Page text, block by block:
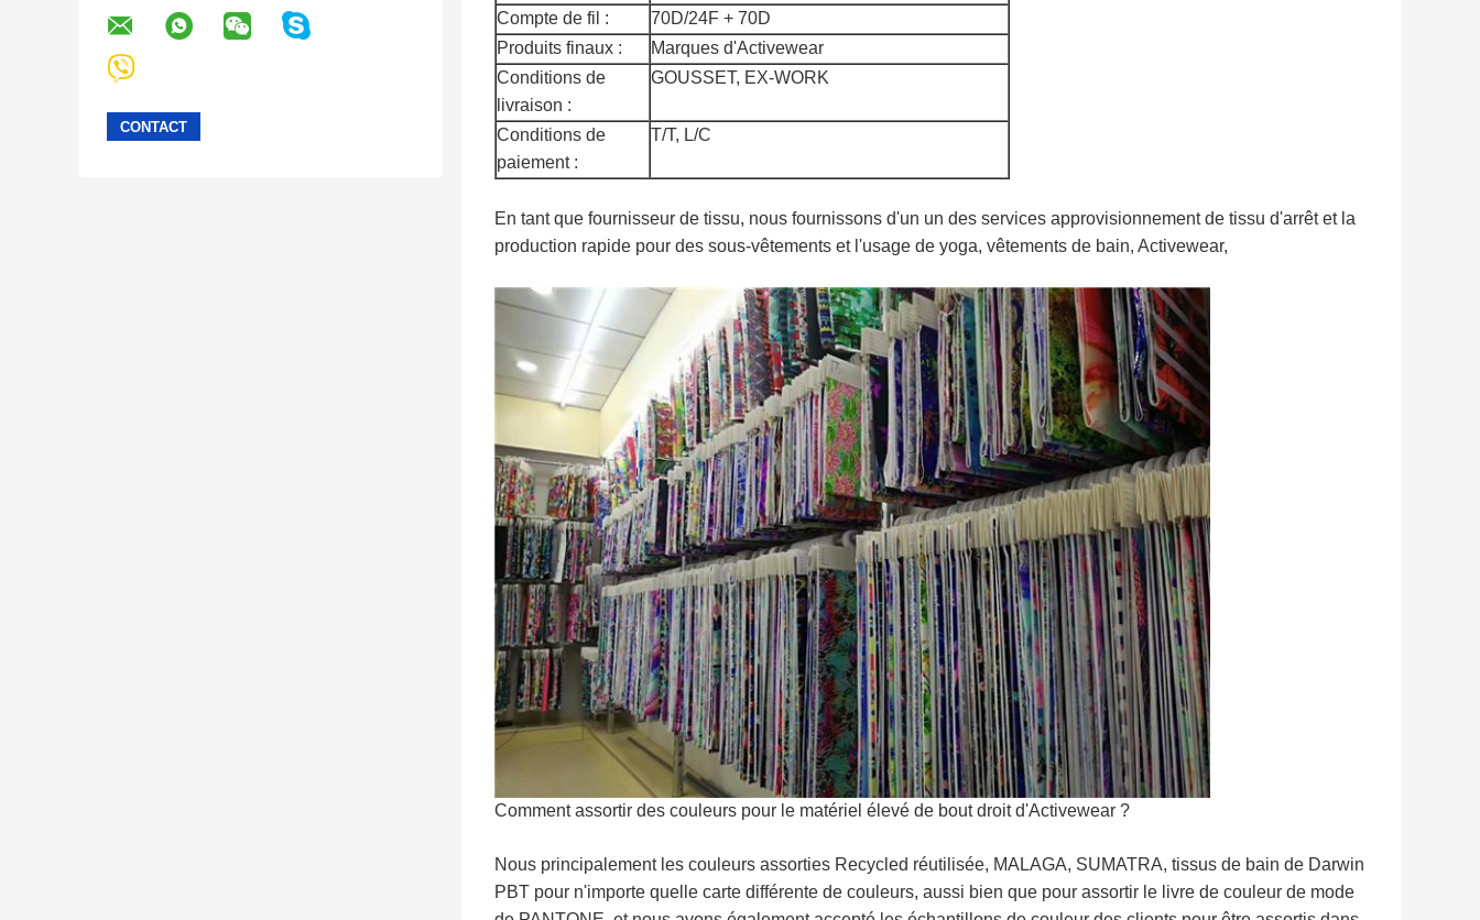
Compte de fil :
70D/24F + 70D
Produits finaux :
Marques d'Activewear
Conditions de
livraison :
GOUSSET, EX-WORK
Conditions de
paiement :
T/T, L/C
En tant que fournisseur de tissu, nous fournissons d'un un des services approvisionnement de tissu d'arrêt et la
production rapide pour des sous-vêtements et l'usage de yoga, vêtements de bain, Activewear,
Comment assortir des couleurs pour le matériel élevé de bout droit d'Activewear ?
Nous principalement les couleurs assorties Recycled réutilisée, MALAGA, SUMATRA, tissus de bain de Darwin
PBT pour n'importe quelle carte différente de couleurs, aussi bien que pour assortir le livre de couleur de mode